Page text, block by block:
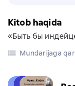
Kitob haqida
«Быть бы
Mundarijaga